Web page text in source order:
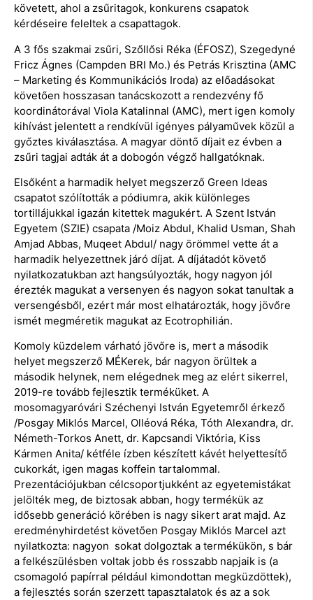
követett, ahol a zsűritagok, konkurens csapatok
kérdéseire feleltek a csapattagok.
A 3 fős szakmai zsűri, Szőllősi Réka (ÉFOSZ), Szegedyné
Fricz Ágnes (Campden BRI Mo.) és Petrás Krisztina (AMC
– Marketing és Kommunikációs Iroda) az előadásokat
követően hosszasan tanácskozott a rendezvény fő
koordinátorával Viola Katalinnal (AMC), mert igen komoly
kihívást jelentett a rendkívül igényes pályaművek közül a
győztes kiválasztása. A magyar döntő díjait ez évben a
zsűri tagjai adták át a dobogón végző hallgatóknak.
Elsőként a harmadik helyet megszerző Green Ideas
csapatot szólították a pódiumra, akik különleges
tortillájukkal igazán kitettek magukért. A Szent István
Egyetem (SZIE) csapata /Moiz Abdul, Khalid Usman, Shah
Amjad Abbas, Muqeet Abdul/ nagy örömmel vette át a
harmadik helyezettnek járó díjat. A díjátadót követő
nyilatkozatukban azt hangsúlyozták, hogy nagyon jól
érezték magukat a versenyen és nagyon sokat tanultak a
versengésből, ezért már most elhatározták, hogy jövőre
ismét megméretik magukat az Ecotrophilián.
Komoly küzdelem várható jövőre is, mert a második
helyet megszerző MÉKerek, bár nagyon örültek a
második helynek, nem elégednek meg az elért sikerrel,
2019-re tovább fejlesztik terméküket. A
mosomagyaróvári Széchenyi István Egyetemről érkező
/Posgay Miklós Marcel, Olléová Réka, Tóth Alexandra, dr.
Németh-Torkos Anett, dr. Kapcsandi Viktória, Kiss
Kármen Anita/ kétféle ízben készített kávét helyettesítő
cukorkát, igen magas koffein tartalommal.
Prezentációjukban célcsoportjukként az egyetemistákat
jelölték meg, de biztosak abban, hogy termékük az
idősebb generáció körében is nagy sikert arat majd. Az
eredményhirdetést követően Posgay Miklós Marcel azt
nyilatkozta: nagyon sokat dolgoztak a termékükön, s bár
a felkészülésben voltak jobb és rosszabb napjaik is (a
csomagoló papírral például kimondottan megküzdöttek),
a fejlesztés során szerzett tapasztalatok és az a sok